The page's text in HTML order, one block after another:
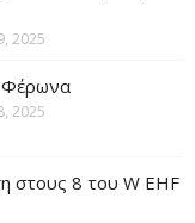
2025
Φέρωνα
2025
στους 8 του W EHF